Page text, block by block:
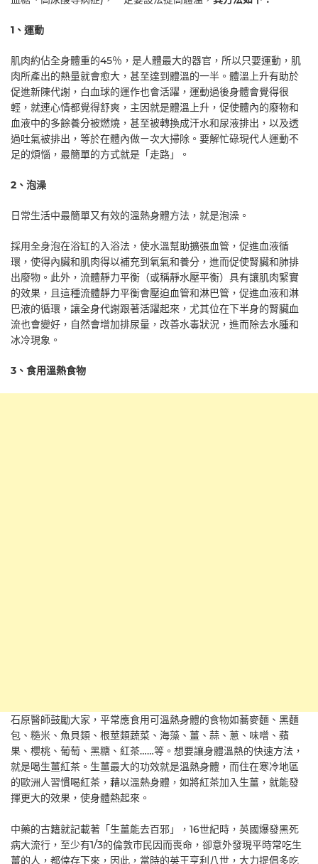
1 、運動
肌肉約佔全身體重的45％，是人體最大的器官，所以只要運動，肌
肉所產出的熱量就會愈大，甚至達到體溫的一半。體溫上升有助於
促進新陳代謝，白血球的運作也會活躍，運動過後身體會覺得很
輕，就連心情都覺得舒爽，主因就是體溫上升，促使體內的廢物和
血液中的多餘養分被燃燒，甚至被轉換成汗水和尿液排出，以及透
過吐氣被排出，等於在體內做ㄧ次大掃除。要解忙碌現代人運動不
足的煩惱，最簡單的方式就是「走路」。
2 、泡澡
日常生活中最簡單又有效的溫熱身體方法，就是泡澡。
採用全身泡在浴缸的入浴法，使水溫幫助擴張血管，促進血液循
環，使得內臟和肌肉得以補充到氧氣和養分，進而促使腎臟和肺排
出廢物。此外，流體靜力平衡（或稱靜水壓平衡）具有讓肌肉緊實
的效果，且這種流體靜力平衡會壓迫血管和淋巴管，促進血液和淋
巴液的循環，讓全身代謝跟著活躍起來，尤其位在下半身的腎臟血
流也會變好，自然會增加排尿量，改善水毒狀況，進而除去水腫和
冰冷現象。
3 、食用溫熱食物
石原醫師鼓勵大家，平常應食用可溫熱身體的食物如蕎麥麵、黑麵
包、糙米、魚貝類、根莖類蔬菜、海藻、薑、蒜、蔥、味噌、蘋
果、櫻桃、葡萄、黑糖、紅茶……等。想要讓身體溫熱的快速方法，
就是喝生薑紅茶。生薑最大的功效就是溫熱身體，而住在寒冷地區
的歐洲人習慣喝紅茶，藉以溫熱身體，如將紅茶加入生薑，就能發
揮更大的效果，使身體熱起來。
中藥的古籍就記載著「生薑能去百邪」，16世紀時，英國爆發黑死
病大流行，至少有1/3的倫敦市民因而喪命，卻意外發現平時常吃生
薑的人，都倖存下來，因此，當時的英王亨利八世，大力提倡多吃